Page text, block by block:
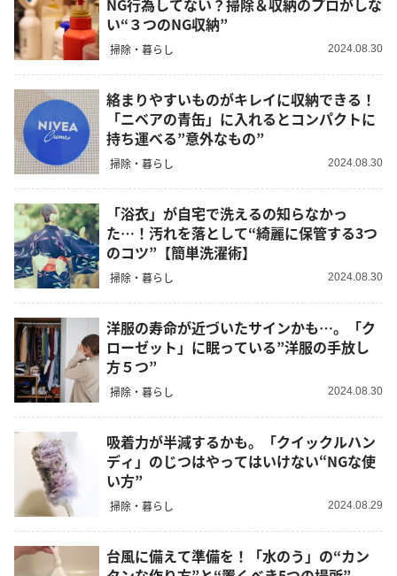
NG行為してない？掃除＆収納のプロがしな
い“３つのNG収納”
掃除・暮らし 2024.08.30
絡まりやすいものがキレイに収納できる！
「ニベアの青缶」に入れるとコンパクトに
持ち運べる”意外なもの”
掃除・暮らし 2024.08.30
「浴衣」が自宅で洗えるの知らなかっ
た…！汚れを落として“綺麗に保管する3つ
のコツ”【簡単洗濯術】
掃除・暮らし 2024.08.30
洋服の寿命が近づいたサインかも…。「ク
ローゼット」に眠っている”洋服の手放し
方５つ”
掃除・暮らし 2024.08.30
吸着力が半減するかも。「クイックルハン
ディ」のじつはやってはいけない“NGな使
い方”
掃除・暮らし 2024.08.29
台風に備えて準備を！「水のう」の“カン